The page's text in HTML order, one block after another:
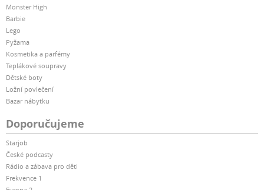
Monster High
Barbie
Lego
Pyžama
Kosmetika a parfémy
Teplákové soupravy
Dětské boty
Ložní povlečení
Bazar nábytku
Doporučujeme
Starjob
České podcasty
Rádio a zábava pro děti
Frekvence 1